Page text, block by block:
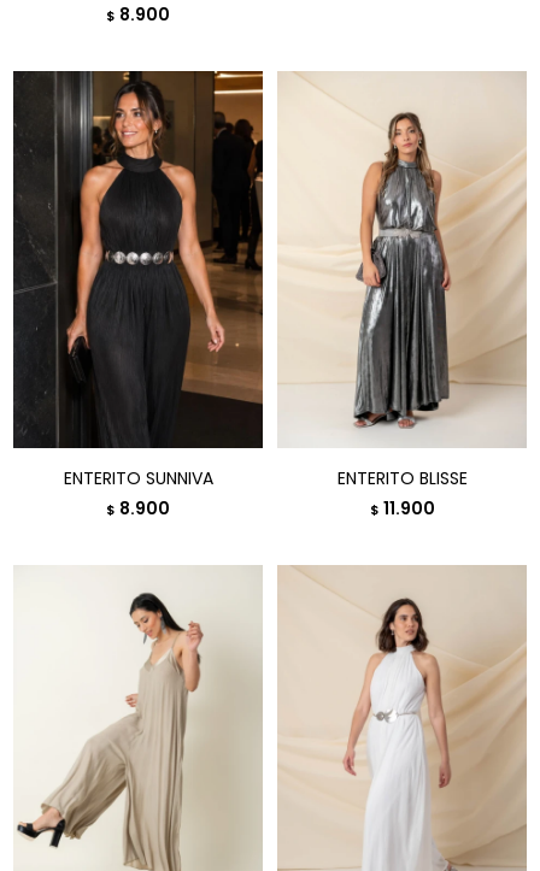
$ 8.900
ENTERITO SUNNIVA
$ 8.900
ENTERITO BLISSE
$ 11.900